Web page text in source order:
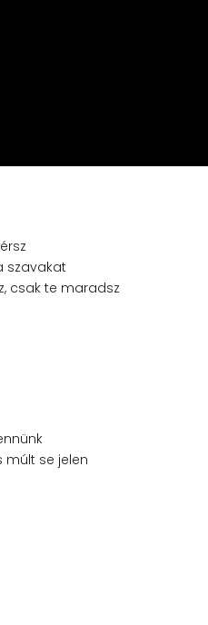
szavakat
csak te maradsz
múlt se jelen